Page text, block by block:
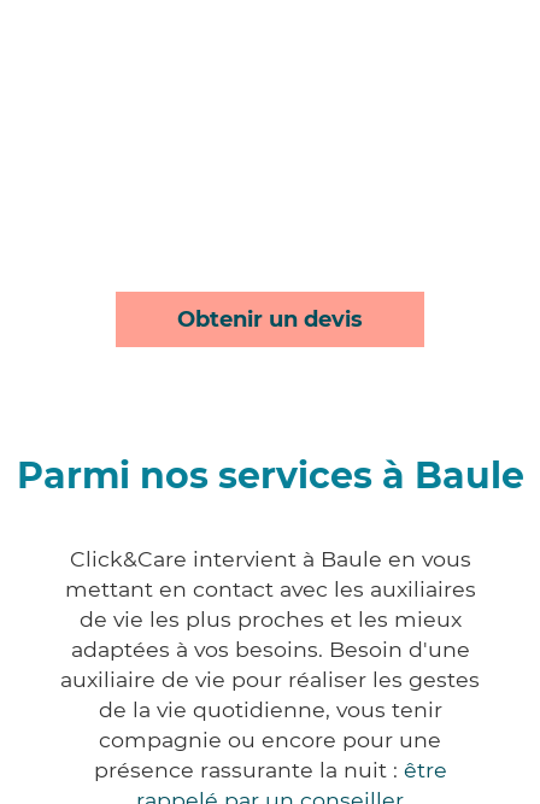
Obtenir un devis
Parmi nos services à Baule
Click&Care intervient à Baule en vous
mettant en contact avec les auxiliaires
de vie les plus proches et les mieux
adaptées à vos besoins. Besoin d'une
auxiliaire de vie pour réaliser les gestes
de la vie quotidienne, vous tenir
compagnie ou encore pour une
présence rassurante la nuit : être